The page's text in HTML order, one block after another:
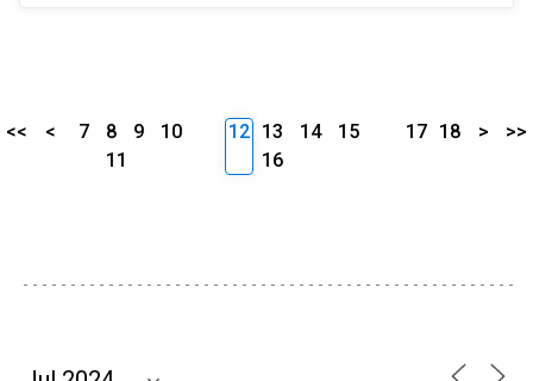
<< < 7 8 9
10
11
12 13 14
15
16
17 18 > >>